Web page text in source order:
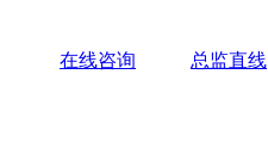
在线咨询 总监直线